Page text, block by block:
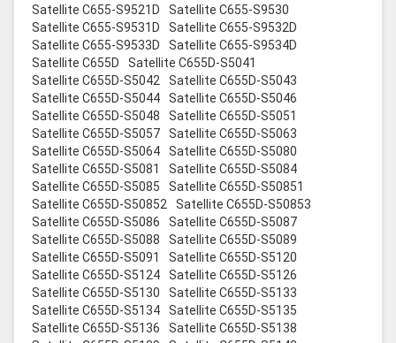
Satellite C655-S9521D
Satellite C655-S9530
Satellite C655-S9531D
Satellite C655-S9532D
Satellite C655-S9533D
Satellite C655-S9534D
Satellite C655D
Satellite C655D-S5041
Satellite C655D-S5042
Satellite C655D-S5043
Satellite C655D-S5044
Satellite C655D-S5046
Satellite C655D-S5048
Satellite C655D-S5051
Satellite C655D-S5057
Satellite C655D-S5063
Satellite C655D-S5064
Satellite C655D-S5080
Satellite C655D-S5081
Satellite C655D-S5084
Satellite C655D-S5085
Satellite C655D-S50851
Satellite C655D-S50852
Satellite C655D-S50853
Satellite C655D-S5086
Satellite C655D-S5087
Satellite C655D-S5088
Satellite C655D-S5089
Satellite C655D-S5091
Satellite C655D-S5120
Satellite C655D-S5124
Satellite C655D-S5126
Satellite C655D-S5130
Satellite C655D-S5133
Satellite C655D-S5134
Satellite C655D-S5135
Satellite C655D-S5136
Satellite C655D-S5138